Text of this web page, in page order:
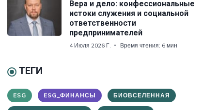
Вера и дело: конфессиональные
истоки служения и социальной
ответственности
предпринимателей
4 Июля 2026 Г. Время чтения: 6 мин
ТЕГИ
ESG ESG_ФИНАНСЫ БИОВСЕЛЕННАЯ